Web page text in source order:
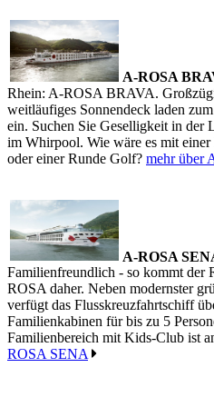
A-ROSA
Rhein: A-ROSA BRAVA.
weitläufiges Sonnendeck laden
ein. Suchen Sie Geselligkeit in der
im Whirpool. Wie wäre es mit einer
oder einer Runde Golf? mehr über
A-ROSA
Familienfreundlich - so kommt der
ROSA daher. Neben modernster
verfügt das Flusskreuzfahrtschiff
Familienkabinen für bis zu 5
Familienbereich mit Kids-Club ist
ROSA SENA